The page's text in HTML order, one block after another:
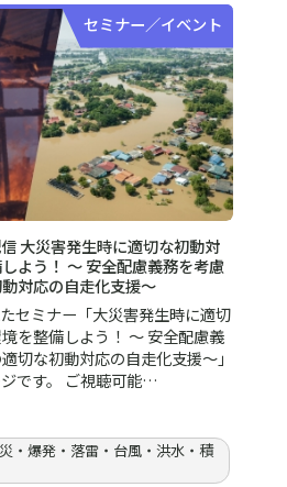
セミナー／イベント
大災害発生時に適切な初動対
よう！ ～ 安全配慮義務を考慮
対応の自走化支援～
セミナー「大災害発生時に適切
を整備しよう！ ～ 安全配慮義
切な初動対応の自走化支援～」
です。 ご視聴可能…
・爆発・落雷・台風・洪水・積